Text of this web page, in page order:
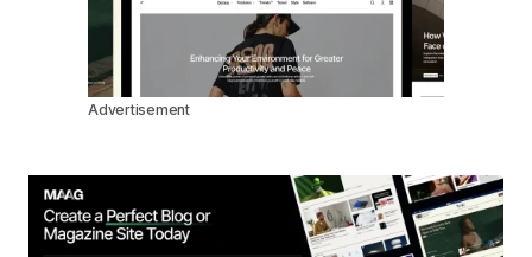
Advertisement